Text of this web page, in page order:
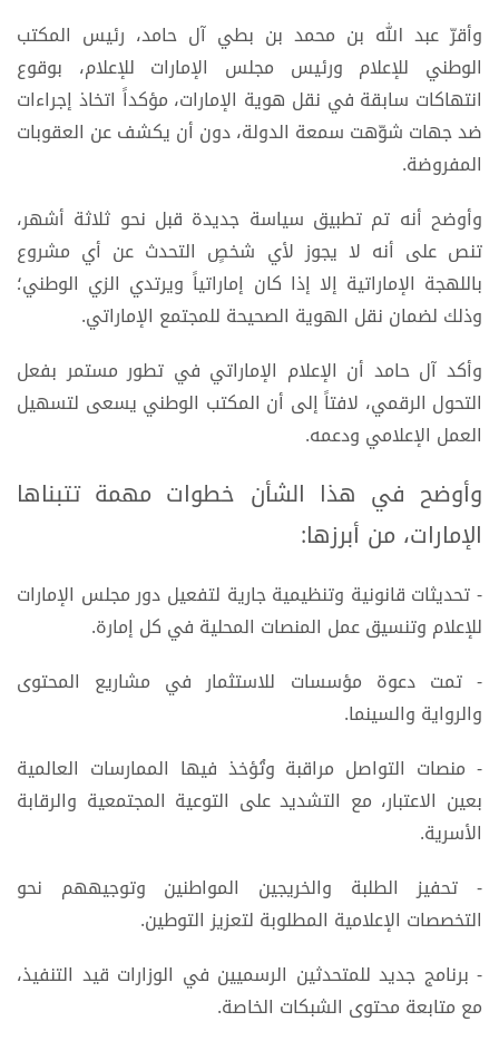
وأقرّ عبد الله بن محمد بن بطي آل حامد، رئيس المكتب
الوطني للإعلام ورئيس مجلس الإمارات للإعلام، بوقوع
انتهاكات سابقة في نقل هوية الإمارات، مؤكداً اتخاذ إجراءات
ضد جهات شوّهت سمعة الدولة، دون أن يكشف عن العقوبات
المفروضة.
وأوضح أنه تم تطبيق سياسة جديدة قبل نحو ثلاثة أشهر،
تنص على أنه لا يجوز لأي شخصٍ التحدث عن أي مشروع
باللهجة الإماراتية إلا إذا كان إماراتياً ويرتدي الزي الوطني؛
وذلك لضمان نقل الهوية الصحيحة للمجتمع الإماراتي.
وأكد آل حامد أن الإعلام الإماراتي في تطور مستمر بفعل
التحول الرقمي، لافتاً إلى أن المكتب الوطني يسعى لتسهيل
العمل الإعلامي ودعمه.
وأوضح في هذا الشأن خطوات مهمة تتبناها
الإمارات، من أبرزها:
- تحديثات قانونية وتنظيمية جارية لتفعيل دور مجلس الإمارات
للإعلام وتنسيق عمل المنصات المحلية في كل إمارة.
- تمت دعوة مؤسسات للاستثمار في مشاريع المحتوى
والرواية والسينما.
- منصات التواصل مراقبة وتُؤخذ فيها الممارسات العالمية
بعين الاعتبار، مع التشديد على التوعية المجتمعية والرقابة
الأسرية.
- تحفيز الطلبة والخريجين المواطنين وتوجيههم نحو
التخصصات الإعلامية المطلوبة لتعزيز التوطين.
- برنامج جديد للمتحدثين الرسميين في الوزارات قيد التنفيذ،
مع متابعة محتوى الشبكات الخاصة.